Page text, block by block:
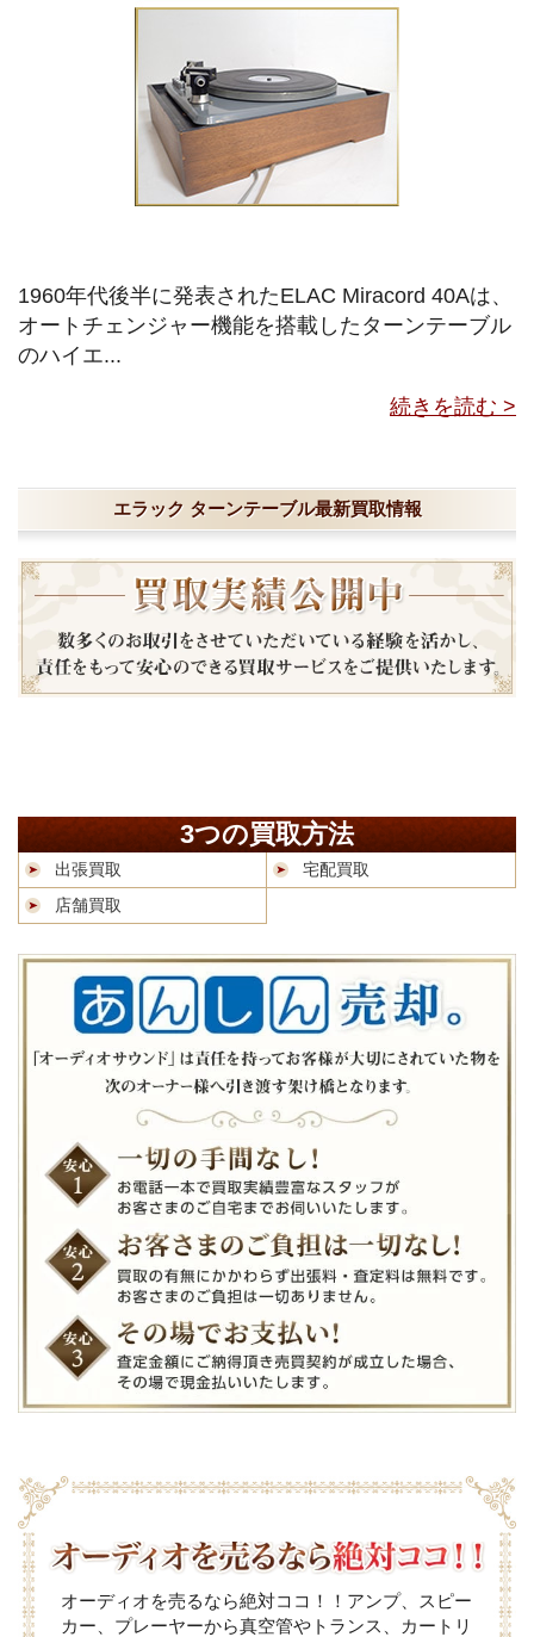
1960年代後半に発表されたELAC Miracord 40Aは、
オートチェンジャー機能を搭載したターンテーブル
のハイエ...
続きを読む >
エラック ターンテーブル最新買取情報
3つの買取方法
出張買取
宅配買取
店舗買取
オーディオを売るなら絶対ココ！！アンプ、スピー
カー、プレーヤーから真空管やトランス、カートリ